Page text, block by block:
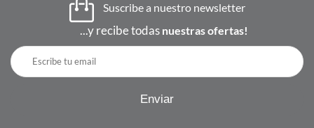
Suscribe a nuestro newsletter
...y recibe todas nuestras ofertas!